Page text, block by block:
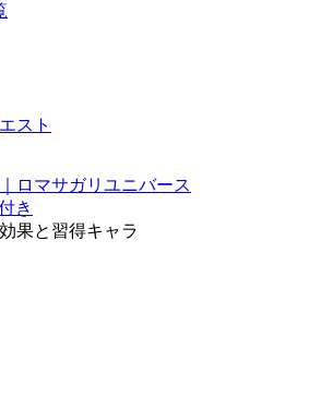
スト
ロマサガリユニバース
き
果と習得キャラ